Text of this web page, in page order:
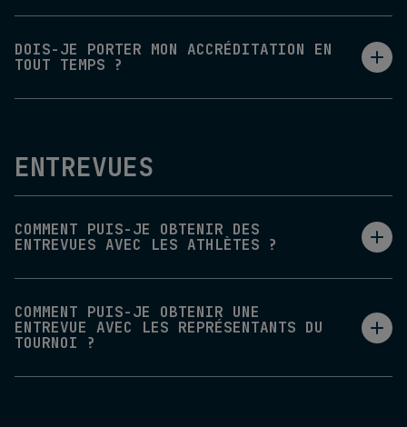
DOIS-JE PORTER MON ACCRÉDITATION EN
TOUT TEMPS ?
ENTREVUES
COMMENT PUIS-JE OBTENIR DES
ENTREVUES AVEC LES ATHLÈTES ?
COMMENT PUIS-JE OBTENIR UNE
ENTREVUE AVEC LES REPRÉSENTANTS DU
TOURNOI ?